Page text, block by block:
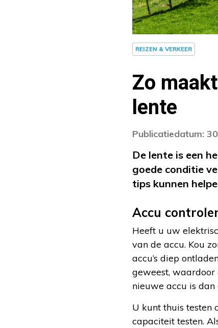
REIZEN & VERKEER
Zo
lente
Publicatiedatum:
De lente is een
goede conditie
tips kunnen
Accu
Heeft u uw
van de accu. Kou
accu’s diep
geweest, waardoor
nieuwe accu is
U kunt thuis testen
capaciteit testen.